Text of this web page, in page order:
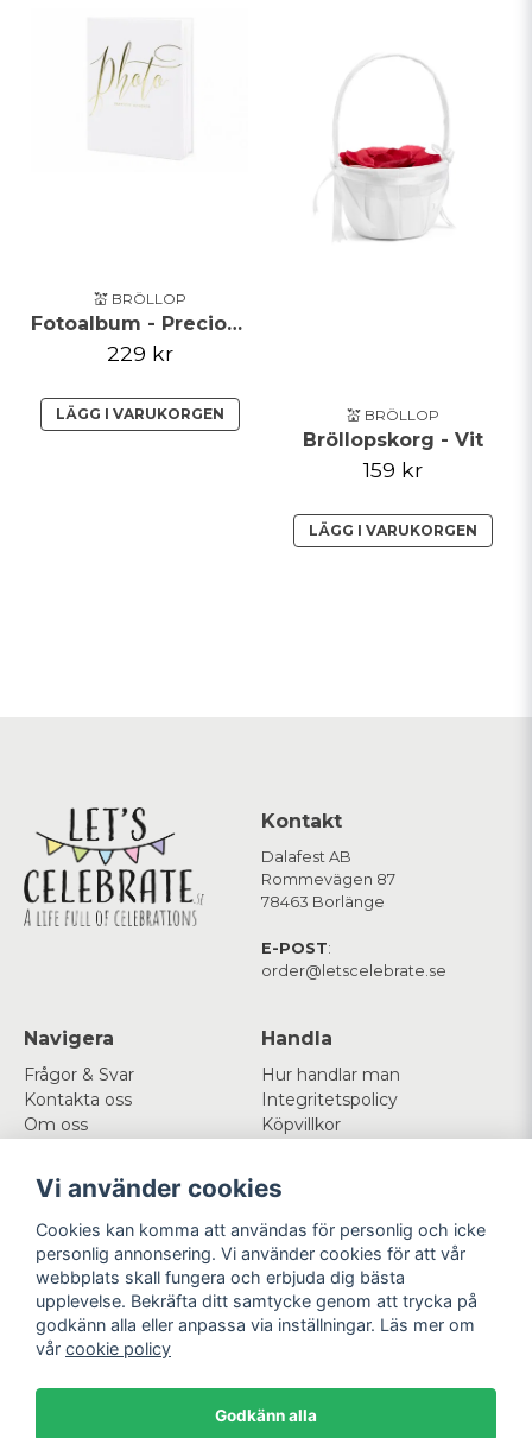
💒 BRÖLLOP
Fotoalbum - Precious moments
229 kr
LÄGG I VARUKORGEN 💒 BRÖLLOP
Bröllopskorg - Vit
159 kr
LÄGG I VARUKORGEN
Kontakt
Dalafest AB
Rommevägen 87
78463 Borlänge
E-POST:
order@letscelebrate.se
Navigera
Frågor & Svar
Kontakta oss
Om oss
Handla
Hur handlar man
Integritetspolicy
Köpvillkor
Mitt konto
Logga in
Registrera dig
Glömt lösenord?
Följ oss
Facebook
Instagram
Betala enkelt Vi levererar med
Vi använder cookies
Cookies kan komma att användas för personlig och icke
personlig annonsering. Vi använder cookies för att vår
webbplats skall fungera och erbjuda dig bästa
upplevelse. Bekräfta ditt samtycke genom att trycka på
godkänn alla eller anpassa via inställningar. Läs mer om
vår cookie policy
Godkänn alla